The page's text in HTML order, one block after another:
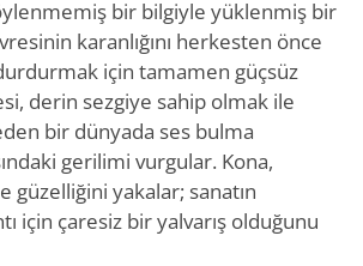
bir bilgiyle yüklenmiş bir
karanlığını herkesten önce
için tamamen güçsüz
derin sezgiye sahip olmak ile
bir dünyada ses bulma
gerilimi vurgular. Kona,
güzelliğini yakalar; sanatın
için çaresiz bir yalvarış olduğunu